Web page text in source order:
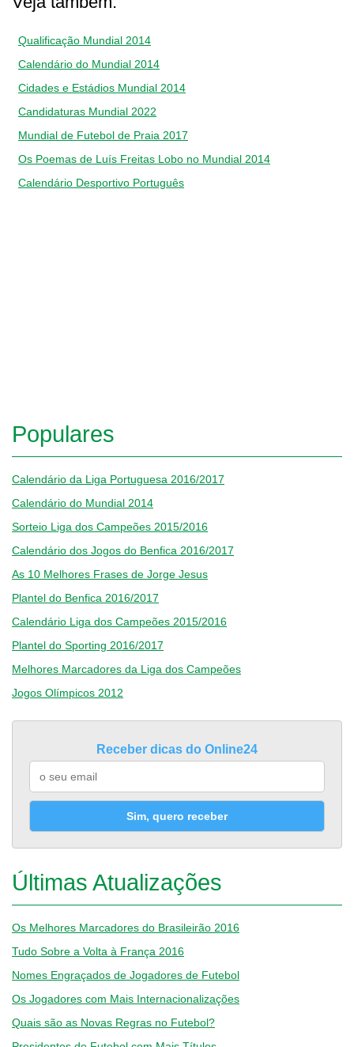
Qualificação Mundial 2014
Calendário do Mundial 2014
Cidades e Estádios Mundial 2014
Candidaturas Mundial 2022
Mundial de Futebol de Praia 2017
Os Poemas de Luís Freitas Lobo no Mundial 2014
Calendário Desportivo Português
Populares
Calendário da Liga Portuguesa 2016/2017
Calendário do Mundial 2014
Sorteio Liga dos Campeões 2015/2016
Calendário dos Jogos do Benfica 2016/2017
As 10 Melhores Frases de Jorge Jesus
Plantel do Benfica 2016/2017
Calendário Liga dos Campeões 2015/2016
Plantel do Sporting 2016/2017
Melhores Marcadores da Liga dos Campeões
Jogos Olímpicos 2012
Receber dicas do Online24
Sim, quero receber
Últimas Atualizações
Os Melhores Marcadores do Brasileirão 2016
Tudo Sobre a Volta à França 2016
Nomes Engraçados de Jogadores de Futebol
Os Jogadores com Mais Internacionalizações
Quais são as Novas Regras no Futebol?